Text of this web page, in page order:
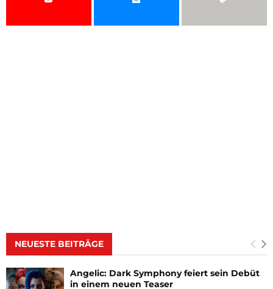
NEUESTE BEITRÄGE
Angelic: Dark Symphony feiert sein Debüt
in einem neuen Teaser